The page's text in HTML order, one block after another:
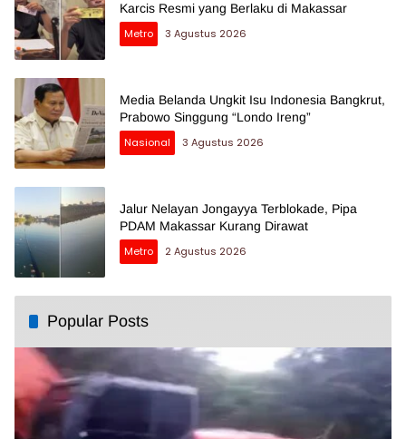
Karcis Resmi yang Berlaku di Makassar
Metro
3 Agustus 2026
Media Belanda Ungkit Isu Indonesia Bangkrut,
Prabowo Singgung “Londo Ireng”
Nasional
3 Agustus 2026
Jalur Nelayan Jongayya Terblokade, Pipa
PDAM Makassar Kurang Dirawat
Metro
2 Agustus 2026
Popular Posts